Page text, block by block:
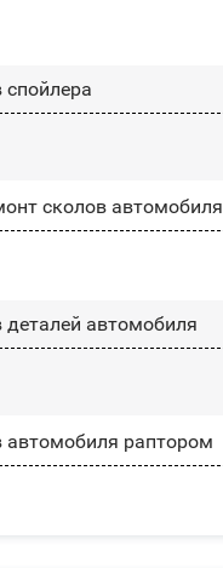
сколов автомобиля
деталей автомобиля
автомобиля раптором